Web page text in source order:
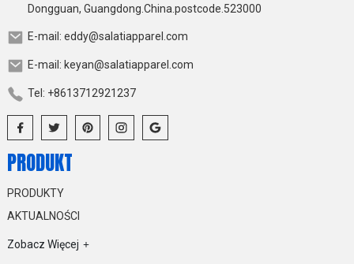
Dongguan, Guangdong.China.postcode.523000
E-mail: eddy@salatiapparel.com
E-mail: keyan@salatiapparel.com
Tel: +8613712921237
PRODUKT
PRODUKTY
AKTUALNOŚCI
Zobacz Więcej